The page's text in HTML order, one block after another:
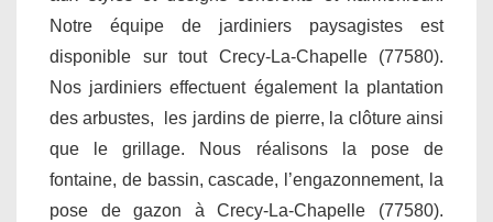
Notre équipe de jardiniers paysagistes est
disponible sur tout Crecy-La-Chapelle (77580).
Nos jardiniers effectuent également la plantation
des arbustes, les jardins de pierre, la clôture ainsi
que le grillage. Nous réalisons la pose de
fontaine, de bassin, cascade, l’engazonnement, la
pose de gazon à Crecy-La-Chapelle (77580).